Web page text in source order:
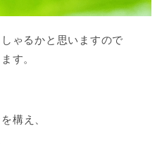
ゃるかと思いますので
す。
構え、